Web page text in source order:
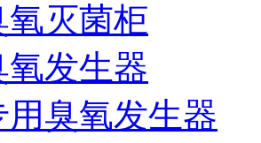
氧灭菌柜
氧发生器
用臭氧发生器